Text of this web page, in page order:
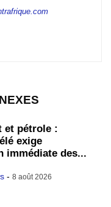
et pétrole :
exige
immédiate des...
- 8 août 2026